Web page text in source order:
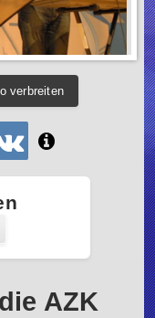
verbreiten
AZK